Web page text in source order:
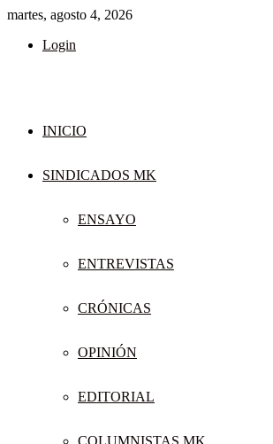
martes, agosto 4, 2026
Login
INICIO
SINDICADOS MK
ENSAYO
ENTREVISTAS
CRÓNICAS
OPINIÓN
EDITORIAL
COLUMNISTAS MK